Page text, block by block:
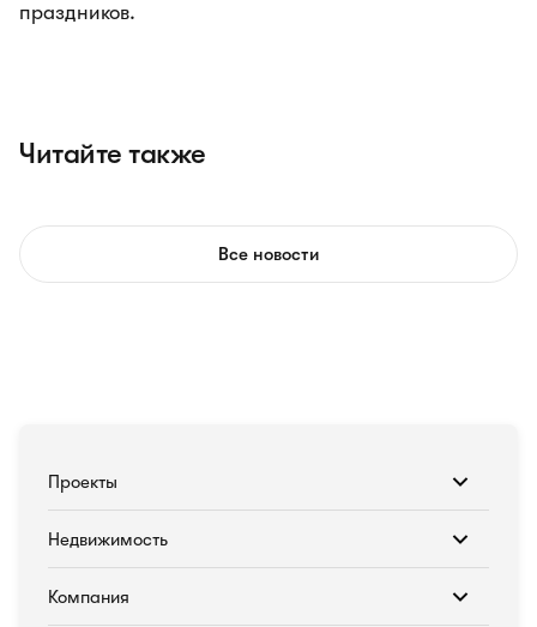
праздников.
Читайте также
Все новости
Проекты
Недвижимость
Компания